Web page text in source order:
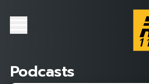
Podcasts